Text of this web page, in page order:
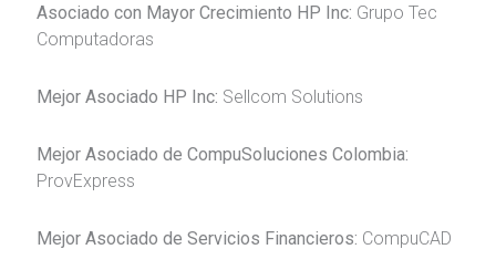
Asociado con Mayor Crecimiento HP Inc: Grupo Tec
Computadoras
Mejor Asociado HP Inc: Sellcom Solutions
Mejor Asociado de CompuSoluciones Colombia:
ProvExpress
Mejor Asociado de Servicios Financieros: CompuCAD